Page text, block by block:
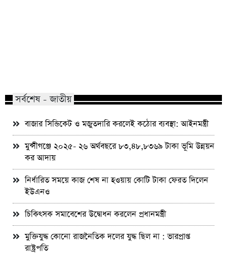
সর্বশেষ - জাতীয়
বাজার সিন্ডিকেট ও মজুতদারি করলেই কঠোর ব্যবস্থা: আইনমন্ত্রী
মুন্সীগঞ্জে ২০২৫- ২৬ অর্থবছরে ৮৩,৪৮,৮৩৬৯ টাকা ভূমি উন্নয়ন
কর আদায়
নির্ধারিত সময়ে কাজ শেষ না হওয়ায় কোটি টাকা ফেরত দিলেন
ইউএনও
চিকিৎসক সমাবেশের উদ্বোধন করলেন প্রধানমন্ত্রী
মুক্তিযুদ্ধ কোনো রাজনৈতিক দলের যুদ্ধ ছিল না : ভারপ্রাপ্ত
রাষ্ট্রপতি